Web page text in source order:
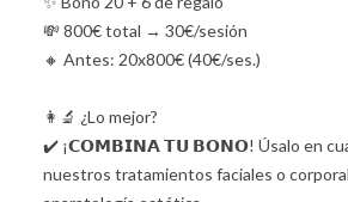
💸 800€ total → 30€/sesión
🔸 Antes: 20x800€ (40€/ses.)
👩‍🔬 ¿Lo mejor?
✔️ ¡𝗖𝗢𝗠𝗕𝗜𝗡𝗔 𝗧𝗨 𝗕𝗢𝗡𝗢! Úsalo en
nuestros tratamientos faciales o